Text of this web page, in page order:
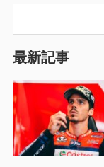
ン
最新記事